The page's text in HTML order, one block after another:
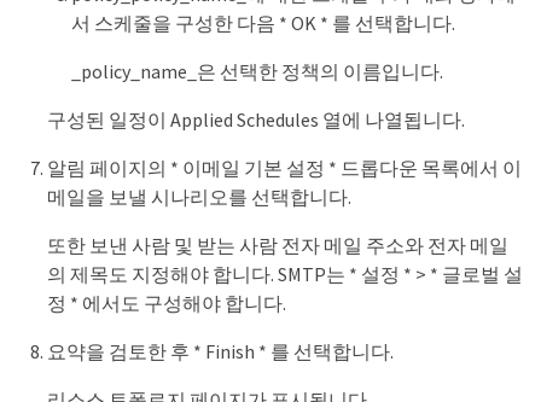
서 스케줄을 구성한 다음 * OK * 를 선택합니다.
_policy_name_은 선택한 정책의 이름입니다.
구성된 일정이 Applied Schedules 열에 나열됩니다.
알림 페이지의 * 이메일 기본 설정 * 드롭다운 목록에서 이
메일을 보낼 시나리오를 선택합니다.
또한 보낸 사람 및 받는 사람 전자 메일 주소와 전자 메일
의 제목도 지정해야 합니다. SMTP는 * 설정 * > * 글로벌 설
정 * 에서도 구성해야 합니다.
요약을 검토한 후 * Finish * 를 선택합니다.